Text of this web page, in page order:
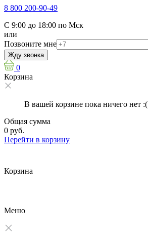
8 800 200-90-49
С 9:00 до 18:00 по Мск
или
Позвоните мне
Жду звонка
0
Корзина
В вашей корзине пока ничего нет :(
Общая сумма
0 руб.
Перейти в корзину
Корзина
Меню